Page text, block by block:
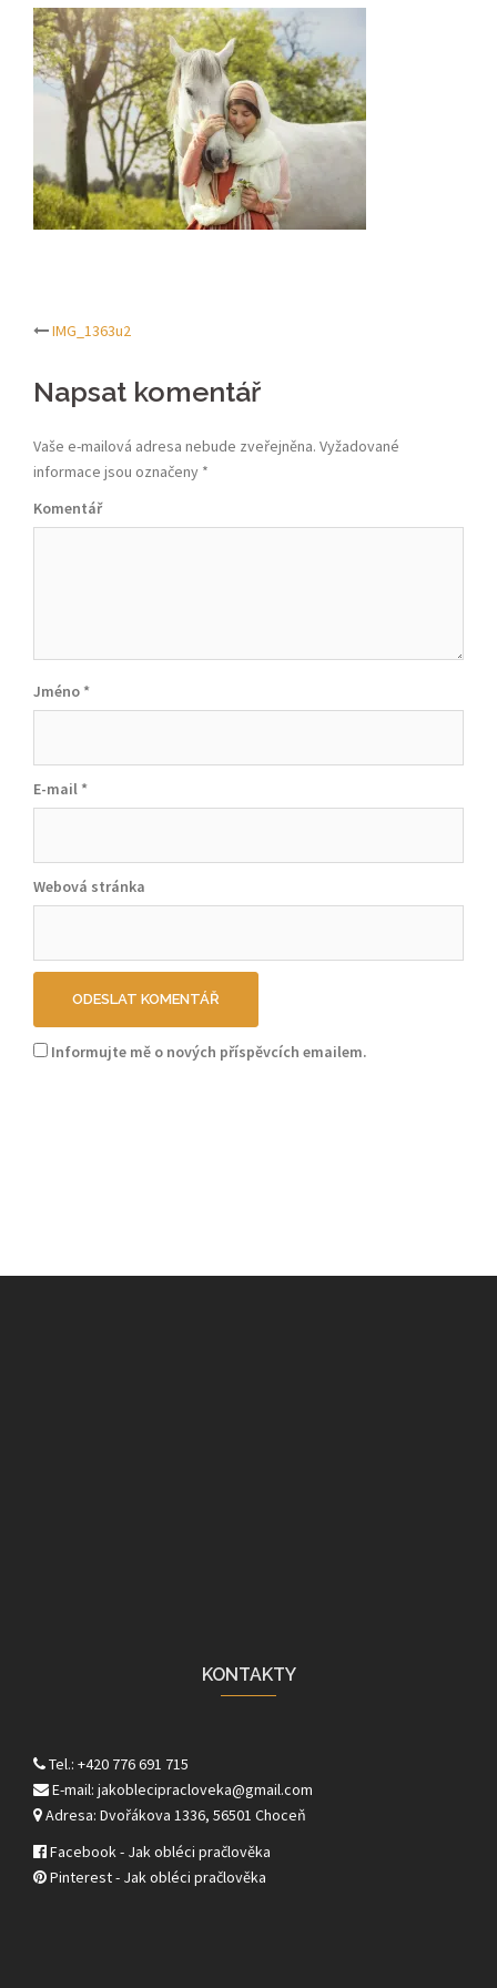
Post
navigation
IMG_1363u2
Napsat komentář
Vaše e-mailová adresa nebude zveřejněna. Vyžadované
informace jsou označeny *
Komentář
Jméno *
E-mail *
Webová stránka
Informujte mě o nových příspěvcích emailem.
KONTAKTY
Tel.: +420 776 691 715
E-mail: jakoblecipracloveka@gmail.com
Adresa: Dvořákova 1336, 56501 Choceň
Facebook - Jak obléci pračlověka
Pinterest - Jak obléci pračlověka